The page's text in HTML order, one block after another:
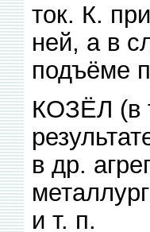
ток. К.
ней, а в
подъёме
КОЗЁЛ (в
в др.
и т. п.